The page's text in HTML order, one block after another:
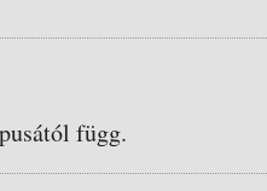
függ.